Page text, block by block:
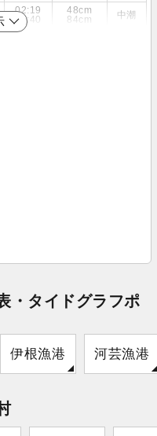
02:19
14:40
48cm
84cm
中潮
・タイドグラフポ
伊根漁港 河芸漁港